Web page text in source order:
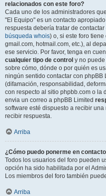
relacionados con este foro?
Cada uno de los administradores
"El Equipo" es un contacto
respuesta debería tratar de
búsqueda whois) o, si este foro
gmail.com, hotmail.com, etc.), al
ese servicio. Por favor, tenga en
cualquier tipo de control y no
sobre cómo, dónde o por quién es
ningún sentido contactar con
(difamación, responsabilidad,
con respecto al sitio phpbb.com o la
envia un correo a phpBB Limited
software esté dispuesto a recibir
recibir respuesta.
Arriba
¿Cómo puedo ponerme en
Todos los usuarios del foro pueden
opción ha sido habilitada por el
Los miembros del foro también
Arriba